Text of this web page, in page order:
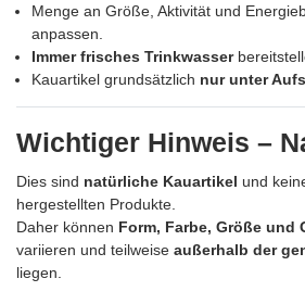
Menge an Größe, Aktivität und
anpassen.
Immer frisches Trinkwasser
Kauartikel grundsätzlich nur unter
Wichtiger Hinweis –
Dies sind natürliche Kauartikel und
hergestellten Produkte.
Daher können Form, Farbe, Größe und
variieren und teilweise außerhalb der
liegen.